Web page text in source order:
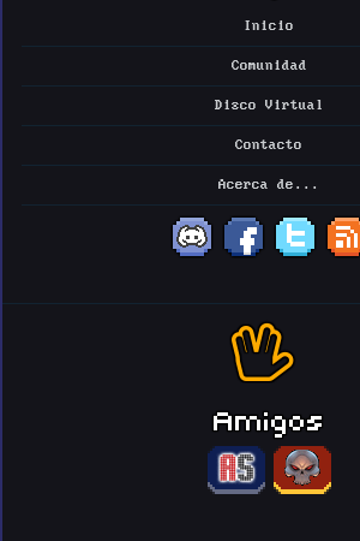
Inicio
Comunidad
Disco Virtual
Contacto
Acerca de...
Amigos